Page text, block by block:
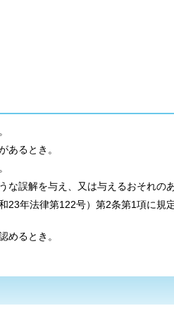
あるとき。
誤解を与え、又は与えるおそれのあ
23年法律第122号）第2条第1項に規
めるとき。